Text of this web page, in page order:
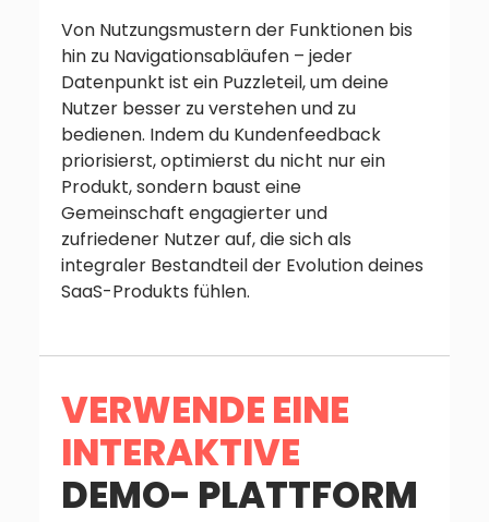
Von Nutzungsmustern der Funktionen bis
hin zu Navigationsabläufen – jeder
Datenpunkt ist ein Puzzleteil, um deine
Nutzer besser zu verstehen und zu
bedienen. Indem du Kundenfeedback
priorisierst, optimierst du nicht nur ein
Produkt, sondern baust eine
Gemeinschaft engagierter und
zufriedener Nutzer auf, die sich als
integraler Bestandteil der Evolution deines
SaaS-Produkts fühlen.
VERWENDE EINE
INTERAKTIVE
DEMO- PLATTFORM